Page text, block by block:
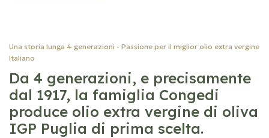
Una storia lunga 4 generazioni - Passione per il miglior olio extra vergine
Italiano
Da 4 generazioni, e precisamente
dal 1917, la famiglia Congedi
produce olio extra vergine di oliva
IGP Puglia di prima scelta.